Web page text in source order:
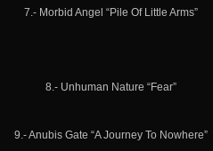
7.- Morbid Angel “Pile Of Little Arms”
8.- Unhuman Nature “Fear”
9.- Anubis Gate “A Journey To Nowhere”